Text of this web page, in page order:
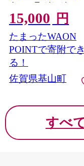
カコーラ ジンジャー
炭酸飲料 炭酸 1.5リッ
トル ペットボトル ペ
ット シャンディガフ
刺激 気分爽快 イベン
ト】K090153
15,000 円
たまったWAON
POINTで寄附でき
る！
佐賀県基山町
すべ